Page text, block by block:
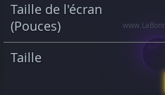
Taille de l'écran
(Pouces)
Taille